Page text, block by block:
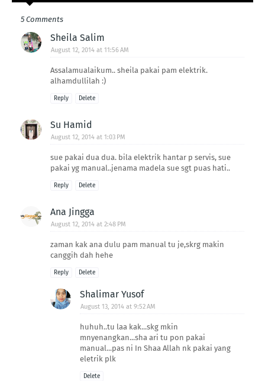
5 Comments
Sheila Salim
August 12, 2014 at 11:56 AM
Assalamualaikum.. sheila pakai pam elektrik.
alhamdullilah :)
Reply Delete
Su Hamid
August 12, 2014 at 1:03 PM
sue pakai dua dua. bila elektrik hantar p servis, sue
pakai yg manual..jenama madela sue sgt puas hati..
Reply Delete
Ana Jingga
August 12, 2014 at 2:48 PM
zaman kak ana dulu pam manual tu je,skrg makin
canggih dah hehe
Reply Delete
Shalimar Yusof
August 13, 2014 at 9:52 AM
huhuh..tu laa kak...skg mkin
mnyenangkan...sha ari tu pon pakai
manual...pas ni In Shaa Allah nk pakai yang
eletrik plk
Delete